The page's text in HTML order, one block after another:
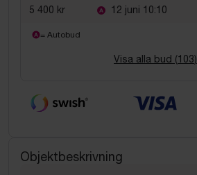
5 400 kr 12 juni 10:10
= Autobud
Visa alla bud (103)
Objektbeskrivning